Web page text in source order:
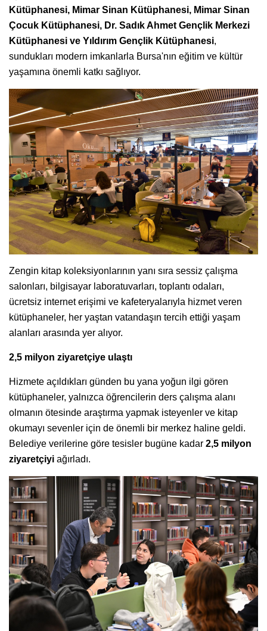
Kütüphanesi, Mimar Sinan Kütüphanesi, Mimar Sinan
Çocuk Kütüphanesi, Dr. Sadık Ahmet Gençlik Merkezi
Kütüphanesi ve Yıldırım Gençlik Kütüphanesi,
sundukları modern imkanlarla Bursa'nın eğitim ve kültür
yaşamına önemli katkı sağlıyor.
Zengin kitap koleksiyonlarının yanı sıra sessiz çalışma
salonları, bilgisayar laboratuvarları, toplantı odaları,
ücretsiz internet erişimi ve kafeteryalarıyla hizmet veren
kütüphaneler, her yaştan vatandaşın tercih ettiği yaşam
alanları arasında yer alıyor.
2,5 milyon ziyaretçiye ulaştı
Hizmete açıldıkları günden bu yana yoğun ilgi gören
kütüphaneler, yalnızca öğrencilerin ders çalışma alanı
olmanın ötesinde araştırma yapmak isteyenler ve kitap
okumayı sevenler için de önemli bir merkez haline geldi.
Belediye verilerine göre tesisler bugüne kadar 2,5 milyon
ziyaretçiyi ağırladı.